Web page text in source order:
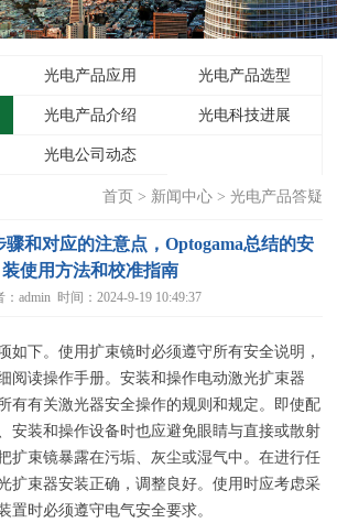
光电产品应用 光电产品选型
光电产品介绍 光电科技进展
光电公司动态
首页 > 新闻中心> 光电产品答疑
和对应的注意点，Optogama总结的安
装使用方法和校准指南
：admin 时间：2024-9-19 10:49:37
如下。使用扩束镜时必须遵守所有安全说明，
阅读操作手册。安装和操作电动激光扩束器
有有关激光器安全操作的规则和规定。即使配
安装和操作设备时也应避免眼睛与直接或散射
扩束镜暴露在污垢、灰尘或湿气中。在进行任
扩束器安装正确，调整良好。使用时应考虑采
置时必须遵守电气安全要求。